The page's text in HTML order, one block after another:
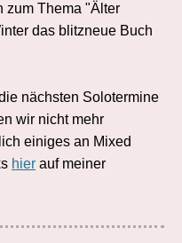
zum Thema "Älter
das blitzneue Buch
nächsten Solotermine
wir nicht mehr
einiges an Mixed
hier auf meiner